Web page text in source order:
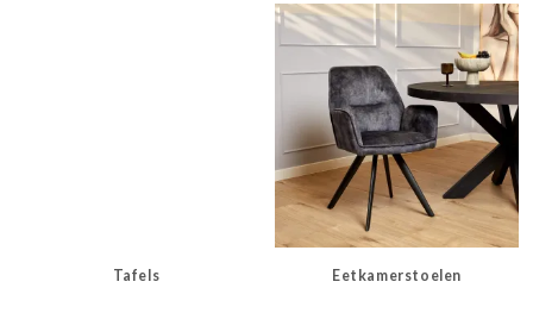
Tafels Eetkamerstoelen